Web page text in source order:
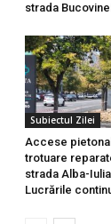
strada
Subiectul Zilei
Accese
trotuare
strada Alba-
Lucrările